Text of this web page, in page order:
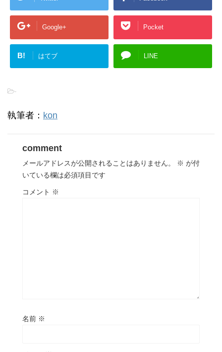
Google+ Pocket
B! はてブ LINE
-
執筆者： kon
comment
メールアドレスが公開されることはありません。 ※ が付
いている欄は必須項目です
コメント ※
名前 ※